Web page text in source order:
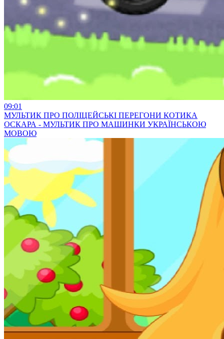
09:01
МУЛЬТИК ПРО ПОЛІЦЕЙСЬКІ ПЕРЕГОНИ КОТИКА
ОСКАРА - МУЛЬТИК ПРО МАШИНКИ УКРАЇНСЬКОЮ
МОВОЮ